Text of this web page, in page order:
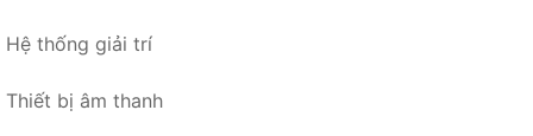
Hệ thống giải trí
Thiết bị âm thanh